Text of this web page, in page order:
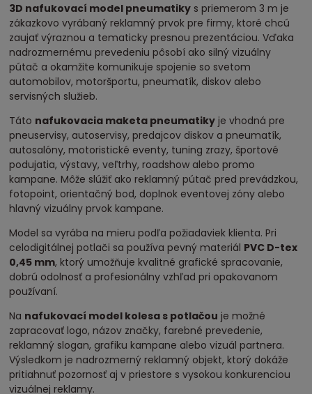
3D nafukovací model pneumatiky s priemerom 3 m je
zákazkovo vyrábaný reklamný prvok pre firmy, ktoré chcú
zaujať výraznou a tematicky presnou prezentáciou. Vďaka
nadrozmernému prevedeniu pôsobí ako silný vizuálny
pútač a okamžite komunikuje spojenie so svetom
automobilov, motoršportu, pneumatík, diskov alebo
servisných služieb.
Táto nafukovacia maketa pneumatiky je vhodná pre
pneuservisy, autoservisy, predajcov diskov a pneumatík,
autosalóny, motoristické eventy, tuning zrazy, športové
podujatia, výstavy, veľtrhy, roadshow alebo promo
kampane. Môže slúžiť ako reklamný pútač pred prevádzkou,
fotopoint, orientačný bod, doplnok eventovej zóny alebo
hlavný vizuálny prvok kampane.
Model sa vyrába na mieru podľa požiadaviek klienta. Pri
celodigitálnej potlači sa používa pevný materiál PVC D-tex
0,45 mm, ktorý umožňuje kvalitné grafické spracovanie,
dobrú odolnosť a profesionálny vzhľad pri opakovanom
používaní.
Na nafukovací model kolesa s potlačou je možné
zapracovať logo, názov značky, farebné prevedenie,
reklamný slogan, grafiku kampane alebo vizuál partnera.
Výsledkom je nadrozmerný reklamný objekt, ktorý dokáže
pritiahnuť pozornosť aj v priestore s vysokou konkurenciou
vizuálnej reklamy.